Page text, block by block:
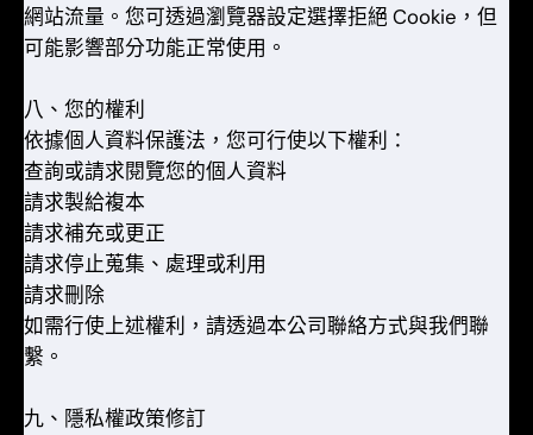
網站流量。您可透過瀏覽器設定選擇拒絕 Cookie，但
可能影響部分功能正常使用。
八、您的權利
依據個人資料保護法，您可行使以下權利：
查詢或請求閱覽您的個人資料
請求製給複本
請求補充或更正
請求停止蒐集、處理或利用
請求刪除
如需行使上述權利，請透過本公司聯絡方式與我們聯
繫。
九、隱私權政策修訂